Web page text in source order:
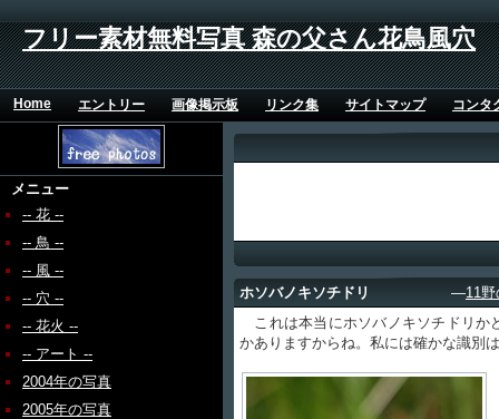
フリー素材無料写真 森の父さん花鳥風穴
Home エントリー 画像掲示板 リンク集 サイトマップ コンタ
メニュー
-- 花 --
-- 鳥 --
-- 風 --
-- 穴 --
-- 花火 --
-- アート --
2004年の写真
2005年の写真
ホソバノキソチドリ ―11
これは本当にホソバノキソチドリか
かありますからね。私には確かな識別